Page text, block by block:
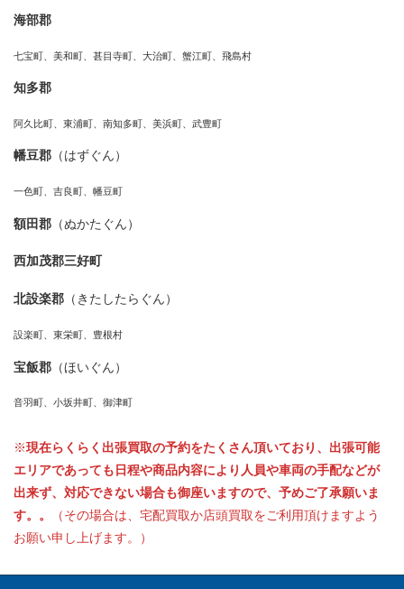
海部郡
七宝町、美和町、甚目寺町、大治町、蟹江町、飛島村
知多郡
阿久比町、東浦町、南知多町、美浜町、武豊町
幡豆郡 （はずぐん）
一色町、吉良町、幡豆町
額田郡 （ぬかたぐん）
西加茂郡三好町
北設楽郡 （きたしたらぐん）
設楽町、東栄町、豊根村
宝飯郡 （ほいぐん）
音羽町、小坂井町、御津町
※現在らくらく出張買取の予約をたくさん頂いており、出張可能
エリアであっても日程や商品内容により人員や車両の手配などが
出来ず、対応できない場合も御座いますので、予めご了承願いま
す。。
（その場合は、宅配買取か店頭買取をご利用頂けますよう
お願い申し上げます。）